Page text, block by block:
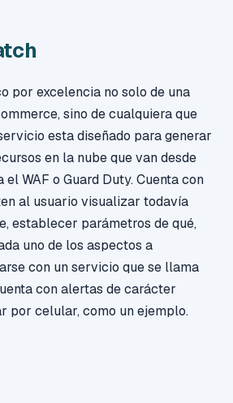
por excelencia no solo de una
sino de cualquiera que
esta diseñado para generar
en la nube que van desde
WAF o Guard Duty. Cuenta con
al usuario visualizar todavía
establecer parámetros de qué,
uno de los aspectos a
con un servicio que se llama
con alertas de carácter
por celular, como un ejemplo.